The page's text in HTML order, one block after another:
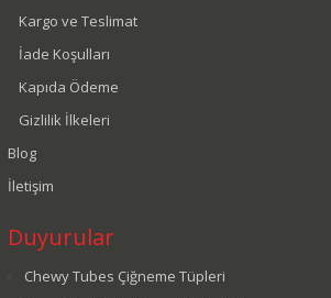
Kargo ve Teslimat
İade Koşulları
Kapıda Ödeme
Gizlilik İlkeleri
Blog
İletişim
Duyurular
Chewy Tubes Çiğneme Tüpleri